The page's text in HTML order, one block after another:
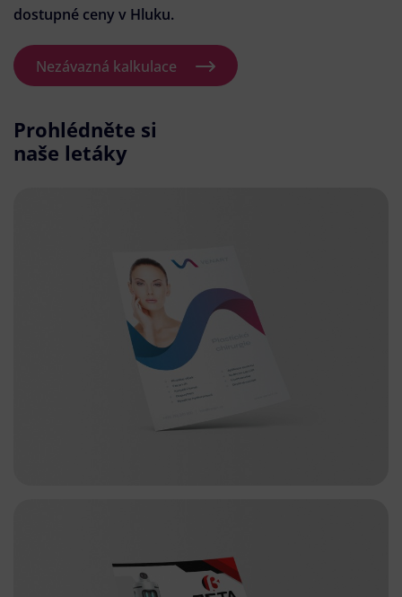
dostupné ceny v Hluku.
Nezávazná kalkulace
Prohlédněte si
naše letáky